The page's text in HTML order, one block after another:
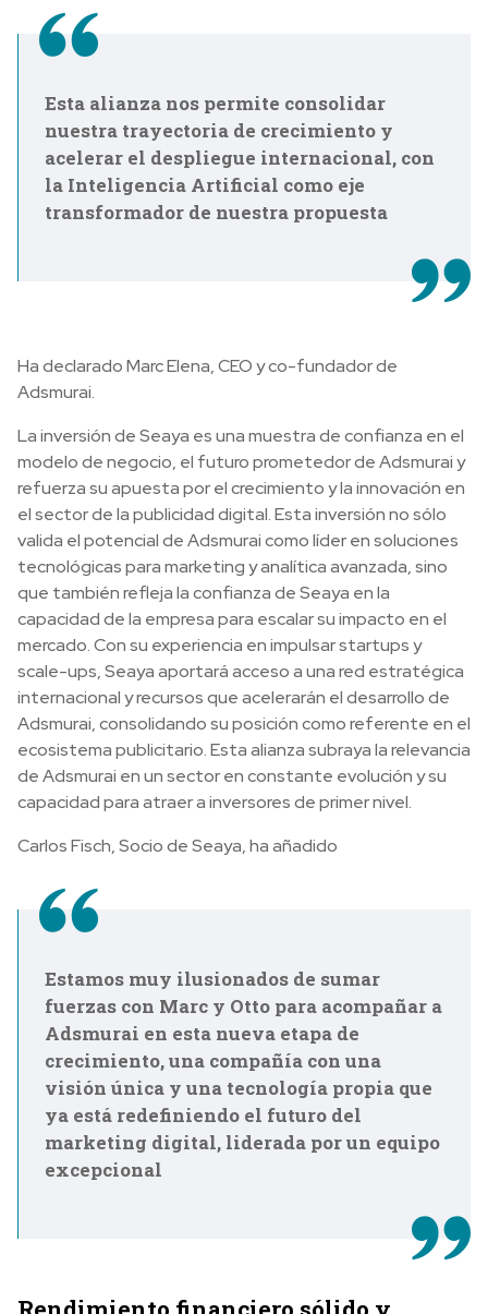
Esta alianza nos permite consolidar
nuestra trayectoria de crecimiento y
acelerar el despliegue internacional, con
la Inteligencia Artificial como eje
transformador de nuestra propuesta
Ha declarado Marc Elena, CEO y co-fundador de
Adsmurai.
La inversión de Seaya es una muestra de confianza en el
modelo de negocio, el futuro prometedor de Adsmurai y
refuerza su apuesta por el crecimiento y la innovación en
el sector de la publicidad digital. Esta inversión no sólo
valida el potencial de Adsmurai como líder en soluciones
tecnológicas para marketing y analítica avanzada, sino
que también refleja la confianza de Seaya en la
capacidad de la empresa para escalar su impacto en el
mercado. Con su experiencia en impulsar startups y
scale-ups, Seaya aportará acceso a una red estratégica
internacional y recursos que acelerarán el desarrollo de
Adsmurai, consolidando su posición como referente en el
ecosistema publicitario. Esta alianza subraya la relevancia
de Adsmurai en un sector en constante evolución y su
capacidad para atraer a inversores de primer nivel.
Carlos Fisch, Socio de Seaya, ha añadido
Estamos muy ilusionados de sumar
fuerzas con Marc y Otto para acompañar a
Adsmurai en esta nueva etapa de
crecimiento, una compañía con una
visión única y una tecnología propia que
ya está redefiniendo el futuro del
marketing digital, liderada por un equipo
excepcional